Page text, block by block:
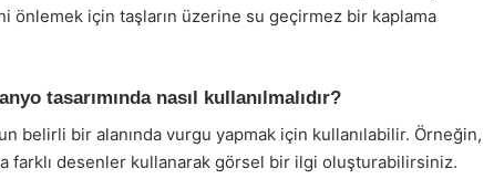
önlemek için taşların üzerine su geçirmez bir kaplama
tasarımında nasıl kullanılmalıdır?
belirli bir alanında vurgu yapmak için kullanılabilir. Örneğin,
farklı desenler kullanarak görsel bir ilgi oluşturabilirsiniz.